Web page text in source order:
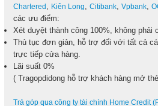
Chartered
Kiên Long ,Citibank ,Vpbank ,
các ưu điểm:
Xét duyệt thành công 100%, không phải
Thủ tục đơn giản, hỗ trợ đối với tất cả
trực tiếp cửa hàng.
Lãi suất 0%
( Tragopdidong hỗ trợ khách hàng mở
Trả góp qua công ty tài chính Home Credit